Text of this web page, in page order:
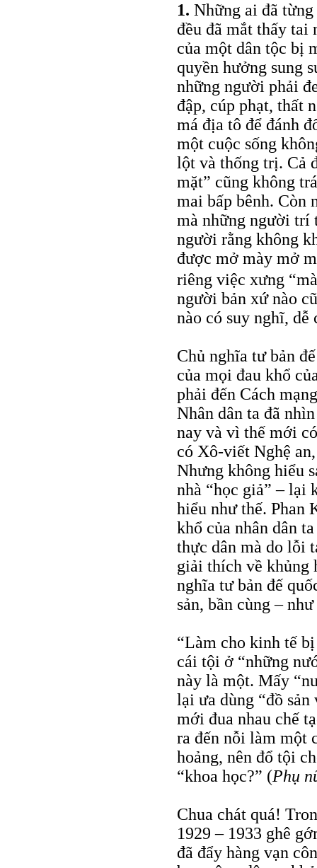
1. Những ai đã
đều đã mắt thấy tai
của một dân tộc bị
quyền hưởng sung
những người phải
đập, cúp phạt, thất
má địa tô để đánh
một cuộc sống
lột và thống trị. Cả
mặt” cũng không
mai bấp bênh. Còn
mà những người trí
người rằng không
được mở mày mở
riêng việc xưng
người bản xứ nào
nào có suy nghĩ,
Chủ nghĩa tư bản
của mọi đau khổ
phải đến Cách
Nhân dân ta đã
nay và vì thế mới
có Xô-viết Nghệ
Nhưng không hiểu
nhà “học giả” – lại
hiểu như thế. Phan
khổ của nhân dân
thực dân mà do lỗi
giải thích về khủng
nghĩa tư bản đế
sản, bần cùng – như
“Làm cho kinh tế
cái tội ở “những
này là một. Mấy
lại ưa dùng “đồ
mới đua nhau chế
ra đến nỗi làm một
hoảng, nên đổ tội
“khoa học?” (Phụ
Chua chát quá!
1929 – 1933 ghê
đã đẩy hàng vạn